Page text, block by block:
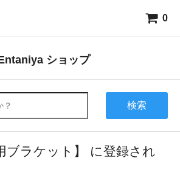
0
ショップ
検索
ブラケット】 に登録され